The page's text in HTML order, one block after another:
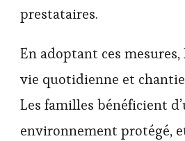
prestataires.
En adoptant ces
vie quotidienne et
Les familles bénéficient
environnement protégé,